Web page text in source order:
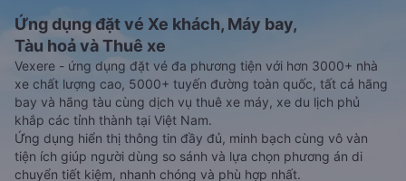
Ứng dụng đặt vé Xe khách, Máy bay,
Tàu hoả và Thuê xe
Vexere - ứng dụng đặt vé đa phương tiện với hơn 3000+ nhà
xe chất lượng cao, 5000+ tuyến đường toàn quốc, tất cả hãng
bay và hãng tàu cùng dịch vụ thuê xe máy, xe du lịch phủ
khắp các tỉnh thành tại Việt Nam.
Ứng dụng hiển thị thông tin đầy đủ, minh bạch cùng vô vàn
tiện ích giúp người dùng so sánh và lựa chọn phương án di
chuyển tiết kiệm, nhanh chóng và phù hợp nhất.